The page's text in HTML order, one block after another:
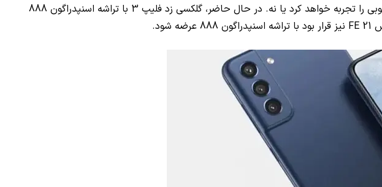
فروش خوبی را تجربه خواهد کرد یا نه. در حال حاضر، گلکسی زد فلیپ 3 با تراشه اسنپدراگون 888
FE نیز قرار بود با تراشه اسنپدراگون 888 عرضه شود.